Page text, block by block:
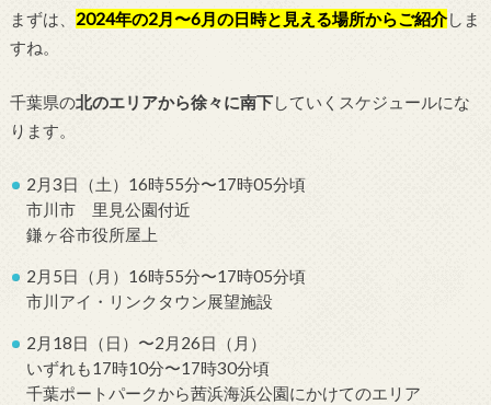
まずは、 2024年の2月〜6月の日時と見える場所からご紹介しま
すね。
千葉県の北のエリアから徐々に南下していくスケジュールにな
ります。
2月3日（土）16時55分〜17時05分頃
市川市 里見公園付近
鎌ヶ谷市役所屋上
2月5日（月）16時55分〜17時05分頃
市川アイ・リンクタウン展望施設
2月18日（日）〜2月26日（月）
いずれも17時10分〜17時30分頃
千葉ポートパークから茜浜海浜公園にかけてのエリア